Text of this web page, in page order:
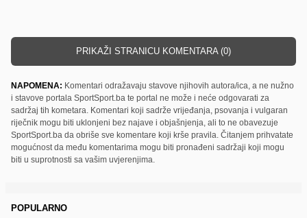
PRIKAŽI STRANICU KOMENTARA (0)
NAPOMENA: Komentari odražavaju stavove njihovih autora/ica, a ne nužno
i stavove portala SportSport.ba te portal ne može i neće odgovarati za
sadržaj tih kometara. Komentari koji sadrže vrijeđanja, psovanja i vulgaran
riječnik mogu biti uklonjeni bez najave i objašnjenja, ali to ne obavezuje
SportSport.ba da obriše sve komentare koji krše pravila. Čitanjem prihvatate
mogućnost da među komentarima mogu biti pronađeni sadržaji koji mogu
biti u suprotnosti sa vašim uvjerenjima.
POPULARNO